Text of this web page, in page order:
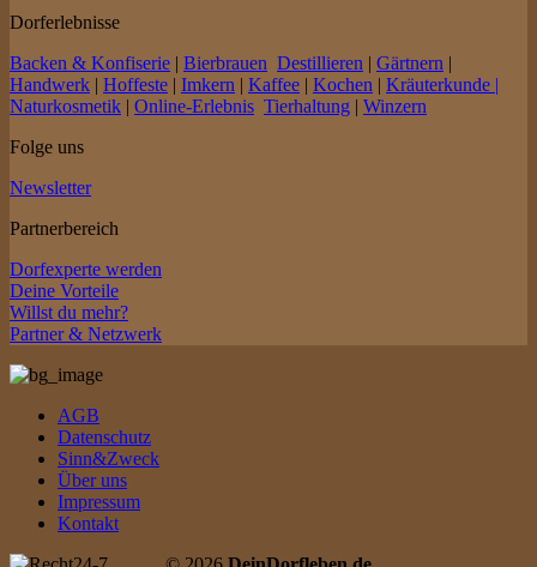
Dorferlebnisse
Backen & Konfiserie | Bierbrauen Destillieren | Gärtnern |
Handwerk | Hoffeste | Imkern | Kaffee | Kochen | Kräuterkunde |
Naturkosmetik | Online-Erlebnis Tierhaltung | Winzern
Folge uns
Newsletter
Partnerbereich
Dorfexperte werden
Deine Vorteile
Willst du mehr?
Partner & Netzwerk
AGB
Datenschutz
Sinn&Zweck
Über uns
Impressum
Kontakt